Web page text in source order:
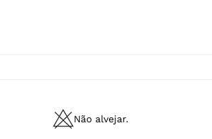
Não alvejar.